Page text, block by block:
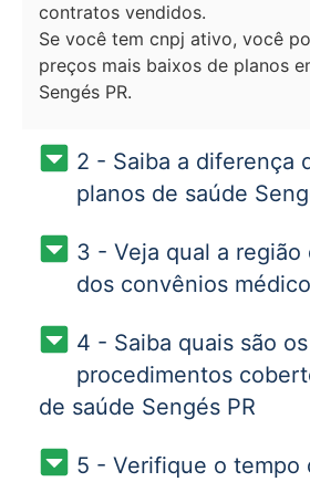
contratos vendidos.
Se você tem cnpj ativo, você
preços mais baixos de planos
Sengés PR.
2 - Saiba a diferença
planos de saúde
3 - Veja qual a
dos convênios
4 - Saiba quais são os
procedimentos
de saúde Sengés PR
5 - Verifique o tempo